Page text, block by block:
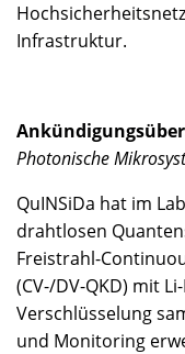
Infrastruktur.
Photonische
QuINSiDa hat im
drahtlosen
Freistrahl-
(CV-/DV-QKD) mit
Verschlüsselung
und Monitoring